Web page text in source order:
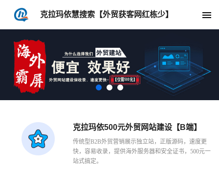
克拉玛依慧搜索【外贸获客网红栋少】
克拉玛依500元外贸网站建设【B端】
传统型B2B外贸营销展示独立站，正版源码，速度更
快，容易收录，提供海外服务器和安全证书，500元一
站式搞定。